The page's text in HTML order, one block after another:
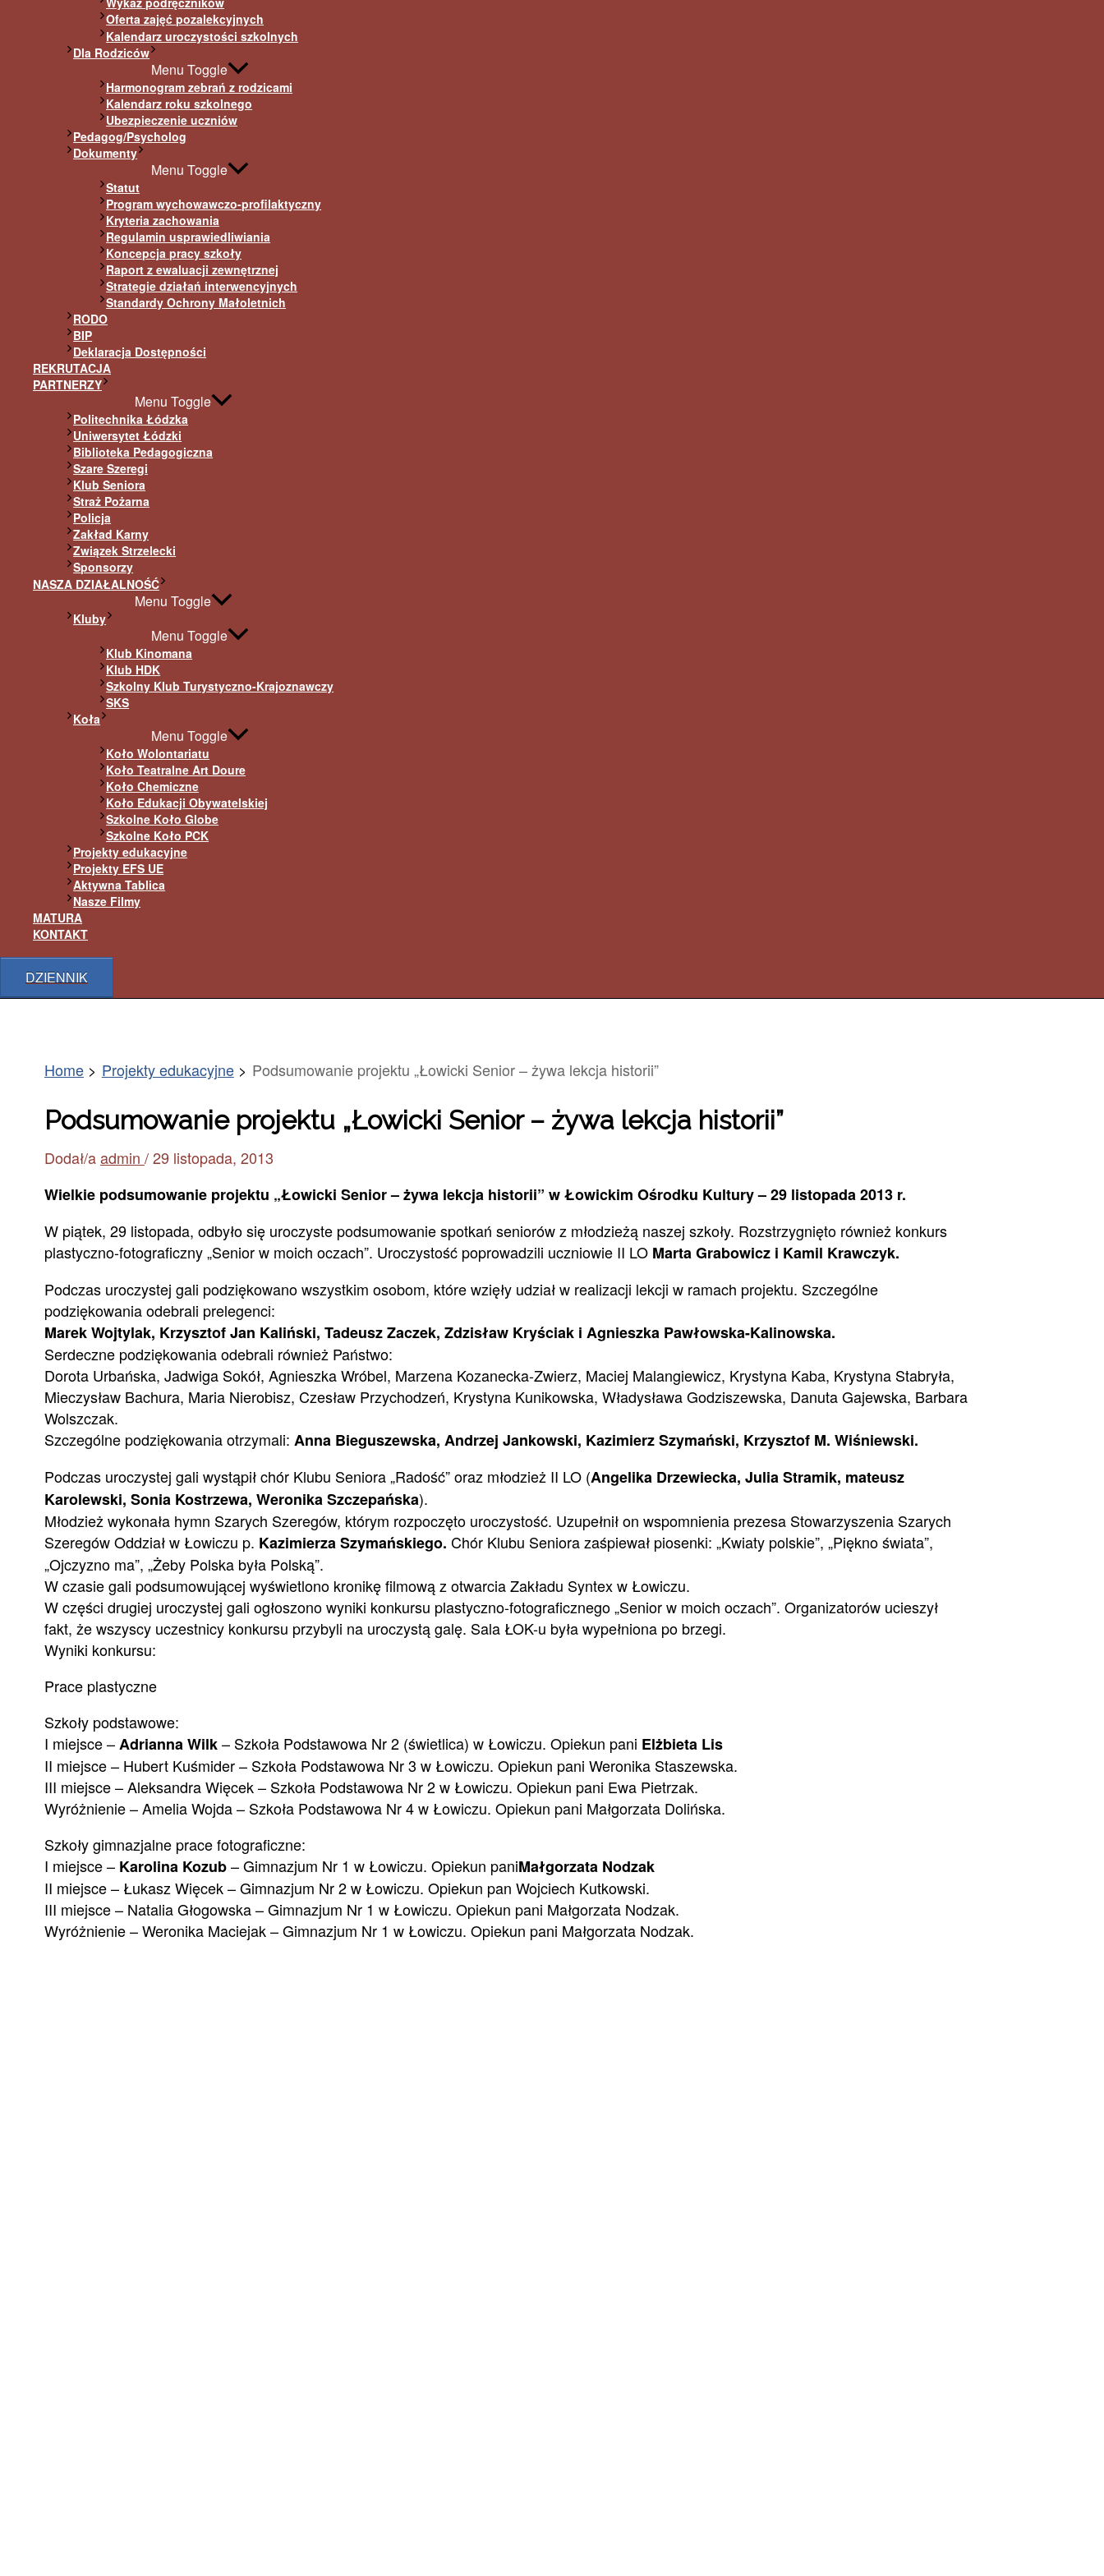
Oferta zajęć pozalekcyjnych
Kalendarz uroczystości szkolnych
Dla Rodziców
Menu Toggle
Harmonogram zebrań z rodzicami
Kalendarz roku szkolnego
Ubezpieczenie uczniów
Pedagog/Psycholog
Dokumenty
Menu Toggle
Statut
Program wychowawczo-profilaktyczny
Kryteria zachowania
Regulamin usprawiedliwiania
Koncepcja pracy szkoły
Raport z ewaluacji zewnętrznej
Strategie działań interwencyjnych
Standardy Ochrony Małoletnich
RODO
BIP
Deklaracja Dostępności
REKRUTACJA
PARTNERZY
Menu Toggle
Politechnika Łódzka
Uniwersytet Łódzki
Biblioteka Pedagogiczna
Szare Szeregi
Klub Seniora
Straż Pożarna
Policja
Zakład Karny
Związek Strzelecki
Sponsorzy
NASZA DZIAŁALNOŚĆ
Menu Toggle
Kluby
Menu Toggle
Klub Kinomana
Klub HDK
Szkolny Klub Turystyczno-Krajoznawczy
SKS
Koła
Menu Toggle
Koło Wolontariatu
Koło Teatralne Art Doure
Koło Chemiczne
Koło Edukacji Obywatelskiej
Szkolne Koło Globe
Szkolne Koło PCK
Projekty edukacyjne
Projekty EFS UE
Aktywna Tablica
Nasze Filmy
MATURA
KONTAKT
DZIENNIK
Home Projekty edukacyjne Podsumowanie projektu „Łowicki Senior – żywa lekcja historii”
Podsumowanie projektu „Łowicki Senior – żywa lekcja historii”
Dodał/aadmin /29 listopada, 2013
Wielkie podsumowanie projektu „Łowicki Senior – żywa lekcja historii” w Łowickim Ośrodku Kultury – 29 listopada 2013 r.
W piątek, 29 listopada, odbyło się uroczyste podsumowanie spotkań seniorów z młodzieżą naszej szkoły. Rozstrzygnięto również konkurs
plastyczno-fotograficzny „Senior w moich oczach”. Uroczystość poprowadzili uczniowie II LO Marta Grabowicz i Kamil Krawczyk.
Podczas uroczystej gali podziękowano wszystkim osobom, które wzięły udział w realizacji lekcji w ramach projektu. Szczególne
podziękowania odebrali prelegenci:
Marek Wojtylak, Krzysztof Jan Kaliński, Tadeusz Zaczek, Zdzisław Kryściak i Agnieszka Pawłowska-Kalinowska.
Serdeczne podziękowania odebrali również Państwo:
Dorota Urbańska, Jadwiga Sokół, Agnieszka Wróbel, Marzena Kozanecka-Zwierz, Maciej Malangiewicz, Krystyna Kaba, Krystyna Stabryła,
Mieczysław Bachura, Maria Nierobisz, Czesław Przychodzeń, Krystyna Kunikowska, Władysława Godziszewska, Danuta Gajewska, Barbara
Wolszczak.
Szczególne podziękowania otrzymali: Anna Bieguszewska, Andrzej Jankowski, Kazimierz Szymański, Krzysztof M. Wiśniewski.
Podczas uroczystej gali wystąpił chór Klubu Seniora „Radość” oraz młodzież II LO (Angelika Drzewiecka, Julia Stramik, mateusz
Karolewski, Sonia Kostrzewa, Weronika Szczepańska).
Młodzież wykonała hymn Szarych Szeregów, którym rozpoczęto uroczystość. Uzupełnił on wspomnienia prezesa Stowarzyszenia Szarych
Szeregów Oddział w Łowiczu p. Kazimierza Szymańskiego. Chór Klubu Seniora zaśpiewał piosenki: „Kwiaty polskie”, „Piękno świata”,
„Ojczyzno ma”, „Żeby Polska była Polską”.
W czasie gali podsumowującej wyświetlono kronikę filmową z otwarcia Zakładu Syntex w Łowiczu.
W części drugiej uroczystej gali ogłoszono wyniki konkursu plastyczno-fotograficznego „Senior w moich oczach”. Organizatorów ucieszył
fakt, że wszyscy uczestnicy konkursu przybyli na uroczystą galę. Sala ŁOK-u była wypełniona po brzegi.
Wyniki konkursu:
Prace plastyczne
Szkoły podstawowe:
I miejsce –Adrianna Wilk– Szkoła Podstawowa Nr 2 (świetlica) w Łowiczu. Opiekun pani Elżbieta Lis
II miejsce – Hubert Kuśmider – Szkoła Podstawowa Nr 3 w Łowiczu. Opiekun pani Weronika Staszewska.
III miejsce – Aleksandra Więcek – Szkoła Podstawowa Nr 2 w Łowiczu. Opiekun pani Ewa Pietrzak.
Wyróżnienie – Amelia Wojda – Szkoła Podstawowa Nr 4 w Łowiczu. Opiekun pani Małgorzata Dolińska.
Szkoły gimnazjalne prace fotograficzne:
I miejsce – Karolina Kozub– Gimnazjum Nr 1 w Łowiczu. Opiekun paniMałgorzata Nodzak
II miejsce – Łukasz Więcek – Gimnazjum Nr 2 w Łowiczu. Opiekun pan Wojciech Kutkowski.
III miejsce – Natalia Głogowska – Gimnazjum Nr 1 w Łowiczu. Opiekun pani Małgorzata Nodzak.
Wyróżnienie – Weronika Maciejak – Gimnazjum Nr 1 w Łowiczu. Opiekun pani Małgorzata Nodzak.